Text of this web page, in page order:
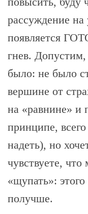
рассуждение на
появляется
гнев. Допустим,
было: не было
вершине от
на «равнине» и
принципе,
надеть), но
чувствуете,
«щупать»:
получше.